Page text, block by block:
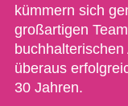
kümmern sich
großartigen
überaus
30 Jahren.